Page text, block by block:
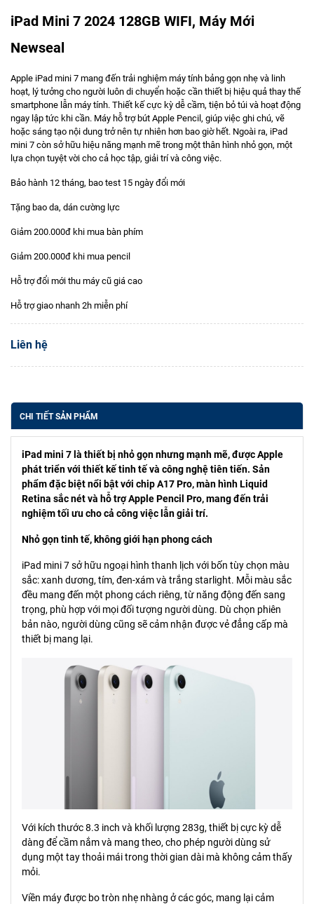
iPad Mini 7 2024 128GB WIFI, Máy Mới
Newseal
Apple iPad mini 7 mang đến trải nghiệm máy tính bảng gọn nhẹ và linh
hoạt, lý tưởng cho người luôn di chuyển hoặc cần thiết bị hiệu quả thay thế
smartphone lẫn máy tính. Thiết kế cực kỳ dễ cầm, tiện bỏ túi và hoạt động
ngay lập tức khi cần. Máy hỗ trợ bút Apple Pencil, giúp việc ghi chú, vẽ
hoặc sáng tạo nội dung trở nên tự nhiên hơn bao giờ hết. Ngoài ra, iPad
mini 7 còn sở hữu hiệu năng mạnh mẽ trong một thân hình nhỏ gọn, một
lựa chọn tuyệt vời cho cả học tập, giải trí và công việc.
Bảo hành 12 tháng, bao test 15 ngày đổi mới
Tặng bao da, dán cường lực
Giảm 200.000đ khi mua bàn phím
Giảm 200.000đ khi mua pencil
Hỗ trợ đổi mới thu máy cũ giá cao
Hỗ trợ giao nhanh 2h miễn phí
Liên hệ
CHI TIẾT SẢN PHẨM
iPad mini 7 là thiết bị nhỏ gọn nhưng mạnh mẽ, được Apple
phát triển với thiết kế tinh tế và công nghệ tiên tiến. Sản
phẩm đặc biệt nổi bật với chip A17 Pro, màn hình Liquid
Retina sắc nét và hỗ trợ Apple Pencil Pro, mang đến trải
nghiệm tối ưu cho cả công việc lẫn giải trí.
Nhỏ gọn tinh tế, không giới hạn phong cách
iPad mini 7 sở hữu ngoại hình thanh lịch với bốn tùy chọn màu
sắc: xanh dương, tím, đen-xám và trắng starlight. Mỗi màu sắc
đều mang đến một phong cách riêng, từ năng động đến sang
trọng, phù hợp với mọi đối tượng người dùng. Dù chọn phiên
bản nào, người dùng cũng sẽ cảm nhận được vẻ đẳng cấp mà
thiết bị mang lại.
Với kích thước 8.3 inch và khối lượng 283g, thiết bị cực kỳ dễ
dàng để cầm nắm và mang theo, cho phép người dùng sử
dụng một tay thoải mái trong thời gian dài mà không cảm thấy
mỏi.
Viền máy được bo tròn nhẹ nhàng ở các góc, mang lại cảm